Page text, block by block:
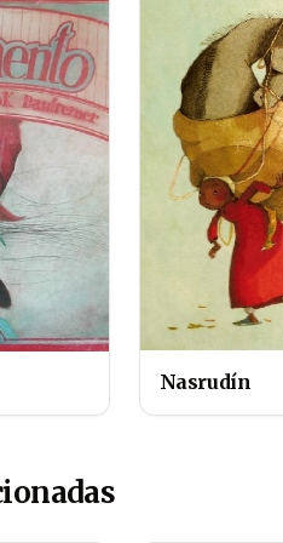
Nasrudín